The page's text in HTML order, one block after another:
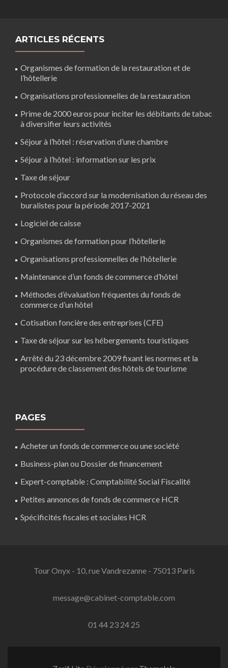
ARTICLES RÉCENTS
Organismes de formation de la restauration et de
l’hôtellerie
Organisations professionnelles de la restauration
Prime de 2000 euros pour inciter les débitants de tabac
à diversifier leurs activités
Séjour à l’hôtel : réservation d’une chambre
Séjour à l’hôtel : information sur les prix
Taxe de séjour
Protocole d’accord sur la modernisation du réseau des
buralistes pour la période 2017-2021
Logiciel de caisse
Organismes de formation pour l’hôtellerie
Organisations professionnelles de l’hôtellerie
Maintenance d’un fonds de commerce d’hôtel
Méthodes d’évaluation fréquentes du fonds de
commerce d’un hôtel
Cotisation foncière des entreprises (CFE)
Taxe de séjour sur les hébergements touristiques
Arrêté du 23 décembre 2009 fixant les normes et la
procédure de classement des hôtels de tourisme
PAGES
Acheter un fonds de commerce ou une société
Business-plan ou Dossier de financement
Expert-comptable : Comptabilité Social Fiscalité
Petites annonces de fonds de commerce HCR
Spécificités fiscales et sociales HCR
Tour Onyx - 10, rue Vandrezanne - 75013 Paris
message@cabinet-comptable.com
01 44 23 24 25